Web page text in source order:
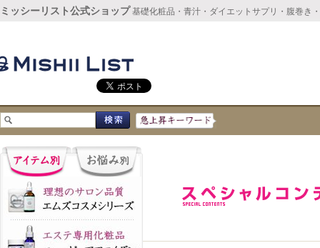
ミッシーリスト公式ショップ 基礎化粧品・青汁・ダイエットサプリ・腹巻き